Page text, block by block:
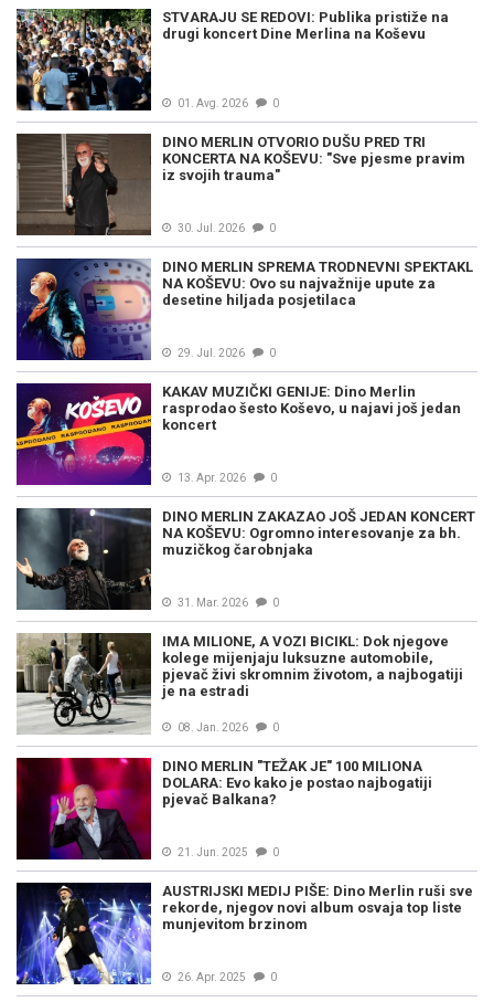
STVARAJU SE REDOVI: Publika pristiže na
drugi koncert Dine Merlina na Koševu
01. Avg. 2026 0
DINO MERLIN OTVORIO DUŠU PRED TRI
KONCERTA NA KOŠEVU: "Sve pjesme pravim
iz svojih trauma"
30. Jul. 2026 0
DINO MERLIN SPREMA TRODNEVNI SPEKTAKL
NA KOŠEVU: Ovo su najvažnije upute za
desetine hiljada posjetilaca
29. Jul. 2026 0
KAKAV MUZIČKI GENIJE: Dino Merlin
rasprodao šesto Koševo, u najavi još jedan
koncert
13. Apr. 2026 0
DINO MERLIN ZAKAZAO JOŠ JEDAN KONCERT
NA KOŠEVU: Ogromno interesovanje za bh.
muzičkog čarobnjaka
31. Mar. 2026 0
IMA MILIONE, A VOZI BICIKL: Dok njegove
kolege mijenjaju luksuzne automobile,
pjevač živi skromnim životom, a najbogatiji
je na estradi
08. Jan. 2026 0
DINO MERLIN "TEŽAK JE" 100 MILIONA
DOLARA: Evo kako je postao najbogatiji
pjevač Balkana?
21. Jun. 2025 0
AUSTRIJSKI MEDIJ PIŠE: Dino Merlin ruši sve
rekorde, njegov novi album osvaja top liste
munjevitom brzinom
26. Apr. 2025 0